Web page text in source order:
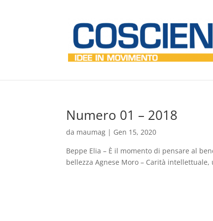
Numero 01 – 2018
da maumag | Gen 15, 2020
Beppe Elia – È il momento di pensare al
bellezza Agnese Moro – Carità